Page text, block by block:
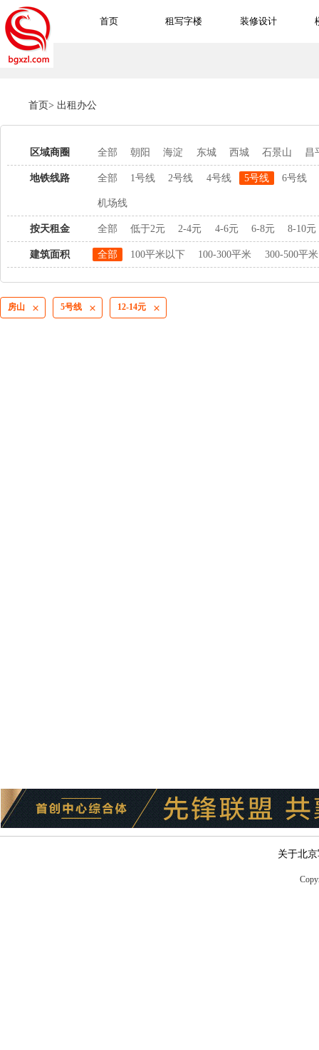
首页 租写字楼 装修设计
首页> 出租办公
区域商圈 全部 朝阳 海淀 东城 西城 石景山 昌
地铁线路 全部 1号线 2号线 4号线 5号线 6号线
机场线
按天租金 全部 低于2元 2-4元 4-6元 6-8元 8-10元
建筑面积 全部 100平米以下 100-300平米 300-500平米
房山  5号线  12-14元 
关于北